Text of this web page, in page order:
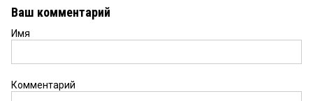
Ваш комментарий
Имя
Комментарий